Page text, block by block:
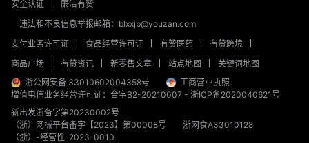
安全认证
廉洁有赞
违法和不良信息举报邮箱：blxxjb@youzan.com
支付业务许可证
食品经营许可证 有赞医药
有赞跨境
商品广场
有赞资讯 新零售文章 站点地图
关键词地图
浙公网安备 33010602004358号
工商营业执照
增值电信业务经营许可证：合字B2-20210007 - 浙ICP备2020040621号
新出发浙备字第20230002号
（浙）网械平台备字【2023】第00008号
浙网食A33010128
（浙）-经营性-2023-0010